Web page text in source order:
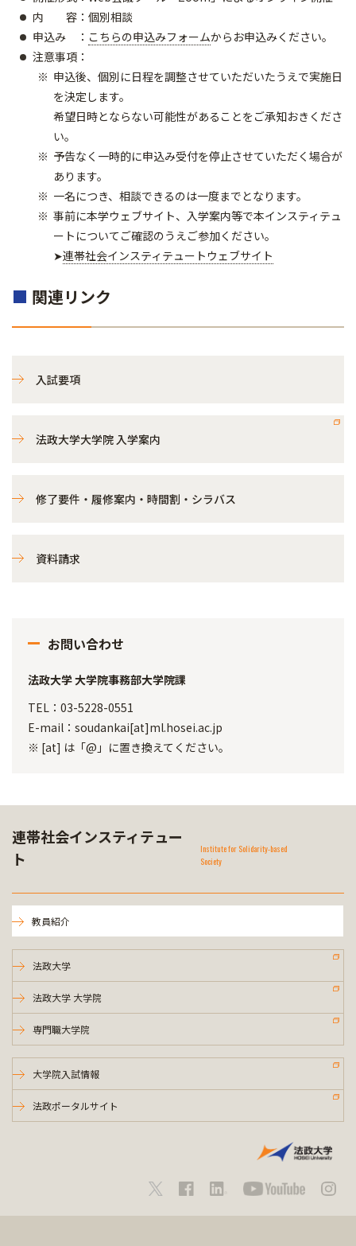
内 容：個別相談
申込み ： こちらの申込みフォームからお申込みください。
注意事項：
申込後、個別に日程を調整させていただいたうえで実施日
を決定します。
希望日時とならない可能性があることをご承知おきくださ
い。
予告なく一時的に申込み受付を停止させていただく場合が
あります。
一名につき、相談できるのは一度までとなります。
事前に本学ウェブサイト、入学案内等で本インスティテュ
ートについてご確認のうえご参加ください。
➤連帯社会インスティテュートウェブサイト
■ 関連リンク
入試要項
法政大学大学院 入学案内
修了要件・履修案内・時間割・シラバス
資料請求
お問い合わせ
法政大学 大学院事務部大学院課
TEL：03-5228-0551
E-mail：soudankai[at]ml.hosei.ac.jp
※ [at] は「@」に置き換えてください。
連帯社会インスティテュー
ト
Institute for Solidarity-based
Society
教員紹介
法政大学
法政大学 大学院
専門職大学院
大学院入試情報
法政ポータルサイト